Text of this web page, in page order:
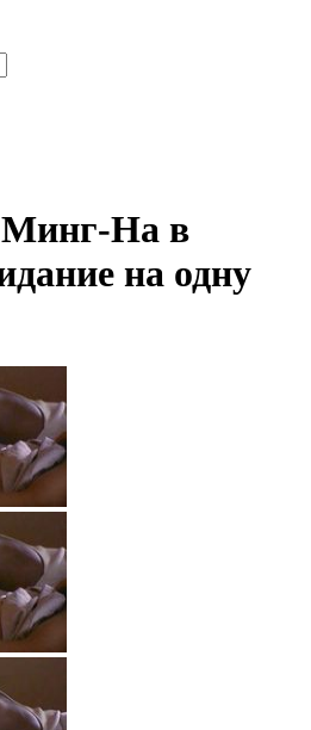
Минг-На в
на одну